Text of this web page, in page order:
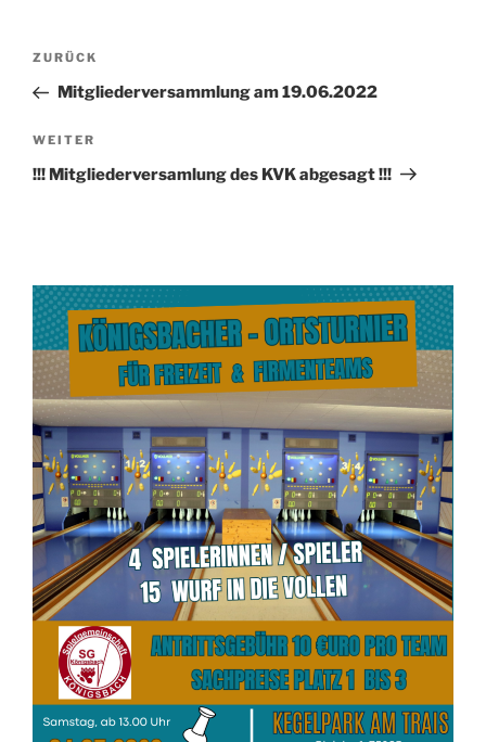
Beitragsnavigation
Vorheriger
Beitrag
ZURÜCK
Mitgliederversammlung am 19.06.2022
Nächster
Beitrag
WEITER
!!! Mitgliederversamlung des KVK abgesagt !!!